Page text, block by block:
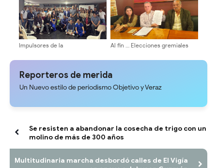
Impulsores de la
activan estructura electoral en
Al fin … Elecciones gremiales
del Colegio de Abogados de
Reporteros de merida
Un Nuevo estilo de periodismo Objetivo y Veraz
Se resisten a abandonar la cosecha de trigo con un
molino de más de 300 años
Multitudinaria marcha desbordó calles de El Vigía